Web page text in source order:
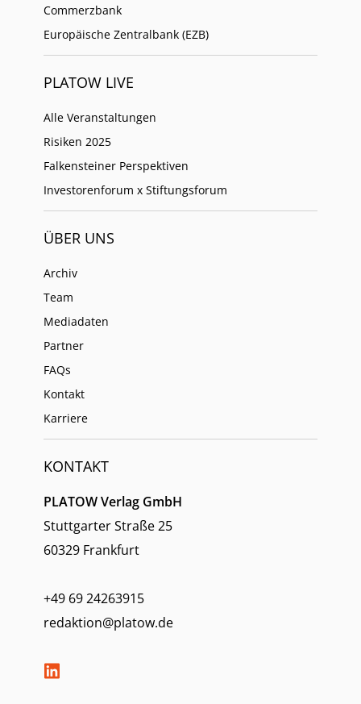
Commerzbank
Europäische Zentralbank (EZB)
PLATOW LIVE
Alle Veranstaltungen
Risiken 2025
Falkensteiner Perspektiven
Investorenforum x Stiftungsforum
ÜBER UNS
Archiv
Team
Mediadaten
Partner
FAQs
Kontakt
Karriere
KONTAKT
PLATOW Verlag GmbH
Stuttgarter Straße 25
60329 Frankfurt
+49 69 24263915
redaktion@platow.de